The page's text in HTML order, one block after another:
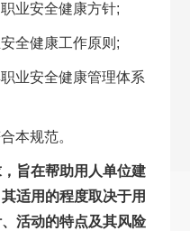
业安全健康方针;
全健康工作原则;
业安全健康管理体系
本规范。
旨在帮助用人单位建
适用的程度取决于用
活动的特点及其风险